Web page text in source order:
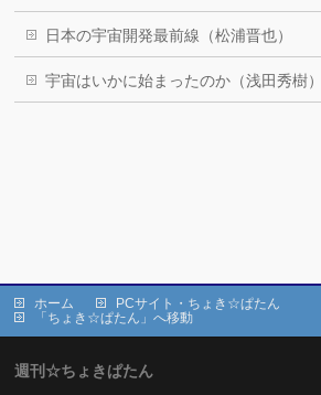
日本の宇宙開発最前線（松浦晋也）
宇宙はいかに始まったのか（浅田秀樹）
ホーム
PCサイト・ちょき☆ぱたん
「ちょき☆ぱたん」へ移動
週刊☆ちょきぱたん